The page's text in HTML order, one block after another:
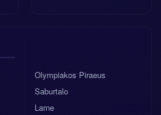
Olympiakos Piraeus
Saburtalo
Larne